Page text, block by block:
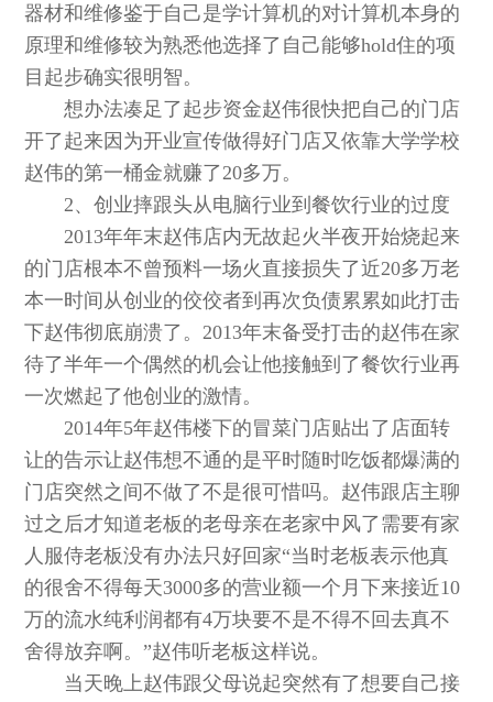
器材和维修鉴于自己是学计算机的对计算机本身的
原理和维修较为熟悉他选择了自己能够hold住的项
目起步确实很明智。
想办法凑足了起步资金赵伟很快把自己的门店
开了起来因为开业宣传做得好门店又依靠大学学校
赵伟的第一桶金就赚了20多万。
2、创业摔跟头从电脑行业到餐饮行业的过度
2013年年末赵伟店内无故起火半夜开始烧起来
的门店根本不曾预料一场火直接损失了近20多万老
本一时间从创业的佼佼者到再次负债累累如此打击
下赵伟彻底崩溃了。2013年末备受打击的赵伟在家
待了半年一个偶然的机会让他接触到了餐饮行业再
一次燃起了他创业的激情。
2014年5年赵伟楼下的冒菜门店贴出了店面转
让的告示让赵伟想不通的是平时随时吃饭都爆满的
门店突然之间不做了不是很可惜吗。赵伟跟店主聊
过之后才知道老板的老母亲在老家中风了需要有家
人服侍老板没有办法只好回家“当时老板表示他真
的很舍不得每天3000多的营业额一个月下来接近10
万的流水纯利润都有4万块要不是不得不回去真不
舍得放弃啊。”赵伟听老板这样说。
当天晚上赵伟跟父母说起突然有了想要自己接